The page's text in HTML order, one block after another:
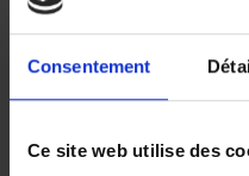
Consentement
Ce site web utilise des
reçoit un revêtement
thermosoudé, qui élimine
Revêtement intérieur